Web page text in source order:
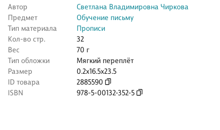
Автор
Светлана Владимировна Чиркова
Предмет
Обучение письму
Тип материала
Прописи
Кол-во стр.
32
Вес
70 г
Тип обложки
Мягкий переплёт
Размер
0.2x16.5x23.5
ID товара
2885590
ISBN
978-5-00132-352-5